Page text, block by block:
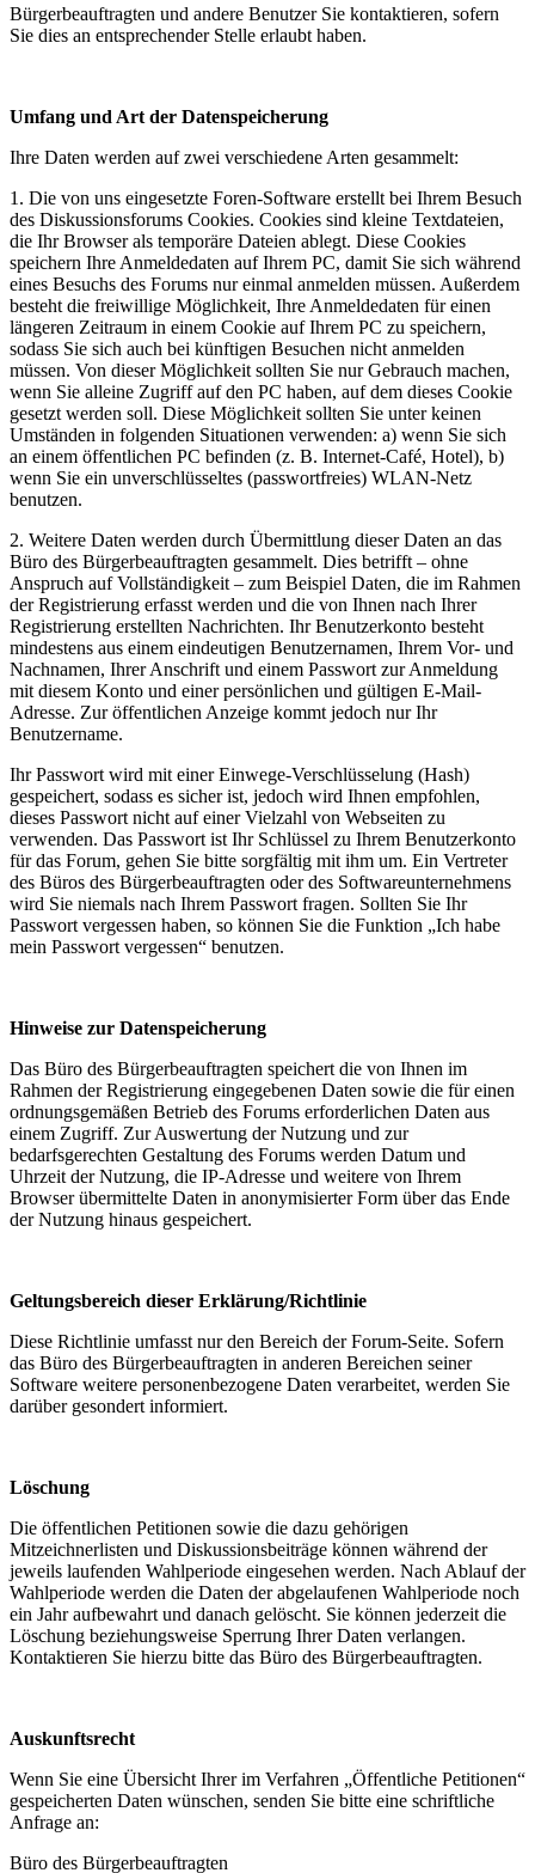
Bürgerbeauftragten und andere Benutzer Sie kontaktieren, sofern
Sie dies an entsprechender Stelle erlaubt haben.
Umfang und Art der Datenspeicherung
Ihre Daten werden auf zwei verschiedene Arten gesammelt:
1. Die von uns eingesetzte Foren-Software erstellt bei Ihrem Besuch
des Diskussionsforums Cookies. Cookies sind kleine Textdateien,
die Ihr Browser als temporäre Dateien ablegt. Diese Cookies
speichern Ihre Anmeldedaten auf Ihrem PC, damit Sie sich während
eines Besuchs des Forums nur einmal anmelden müssen. Außerdem
besteht die freiwillige Möglichkeit, Ihre Anmeldedaten für einen
längeren Zeitraum in einem Cookie auf Ihrem PC zu speichern,
sodass Sie sich auch bei künftigen Besuchen nicht anmelden
müssen. Von dieser Möglichkeit sollten Sie nur Gebrauch machen,
wenn Sie alleine Zugriff auf den PC haben, auf dem dieses Cookie
gesetzt werden soll. Diese Möglichkeit sollten Sie unter keinen
Umständen in folgenden Situationen verwenden: a) wenn Sie sich
an einem öffentlichen PC befinden (z. B. Internet-Café, Hotel), b)
wenn Sie ein unverschlüsseltes (passwortfreies) WLAN-Netz
benutzen.
2. Weitere Daten werden durch Übermittlung dieser Daten an das
Büro des Bürgerbeauftragten gesammelt. Dies betrifft – ohne
Anspruch auf Vollständigkeit – zum Beispiel Daten, die im Rahmen
der Registrierung erfasst werden und die von Ihnen nach Ihrer
Registrierung erstellten Nachrichten. Ihr Benutzerkonto besteht
mindestens aus einem eindeutigen Benutzernamen, Ihrem Vor- und
Nachnamen, Ihrer Anschrift und einem Passwort zur Anmeldung
mit diesem Konto und einer persönlichen und gültigen E-Mail-
Adresse. Zur öffentlichen Anzeige kommt jedoch nur Ihr
Benutzername.
Ihr Passwort wird mit einer Einwege-Verschlüsselung (Hash)
gespeichert, sodass es sicher ist, jedoch wird Ihnen empfohlen,
dieses Passwort nicht auf einer Vielzahl von Webseiten zu
verwenden. Das Passwort ist Ihr Schlüssel zu Ihrem Benutzerkonto
für das Forum, gehen Sie bitte sorgfältig mit ihm um. Ein Vertreter
des Büros des Bürgerbeauftragten oder des Softwareunternehmens
wird Sie niemals nach Ihrem Passwort fragen. Sollten Sie Ihr
Passwort vergessen haben, so können Sie die Funktion „Ich habe
mein Passwort vergessen“ benutzen.
Hinweise zur Datenspeicherung
Das Büro des Bürgerbeauftragten speichert die von Ihnen im
Rahmen der Registrierung eingegebenen Daten sowie die für einen
ordnungsgemäßen Betrieb des Forums erforderlichen Daten aus
einem Zugriff. Zur Auswertung der Nutzung und zur
bedarfsgerechten Gestaltung des Forums werden Datum und
Uhrzeit der Nutzung, die IP-Adresse und weitere von Ihrem
Browser übermittelte Daten in anonymisierter Form über das Ende
der Nutzung hinaus gespeichert.
Geltungsbereich dieser Erklärung/Richtlinie
Diese Richtlinie umfasst nur den Bereich der Forum-Seite. Sofern
das Büro des Bürgerbeauftragten in anderen Bereichen seiner
Software weitere personenbezogene Daten verarbeitet, werden Sie
darüber gesondert informiert.
Löschung
Die öffentlichen Petitionen sowie die dazu gehörigen
Mitzeichnerlisten und Diskussionsbeiträge können während der
jeweils laufenden Wahlperiode eingesehen werden. Nach Ablauf der
Wahlperiode werden die Daten der abgelaufenen Wahlperiode noch
ein Jahr aufbewahrt und danach gelöscht. Sie können jederzeit die
Löschung beziehungsweise Sperrung Ihrer Daten verlangen.
Kontaktieren Sie hierzu bitte das Büro des Bürgerbeauftragten.
Auskunftsrecht
Wenn Sie eine Übersicht Ihrer im Verfahren „Öffentliche Petitionen“
gespeicherten Daten wünschen, senden Sie bitte eine schriftliche
Anfrage an:
Büro des Bürgerbeauftragten